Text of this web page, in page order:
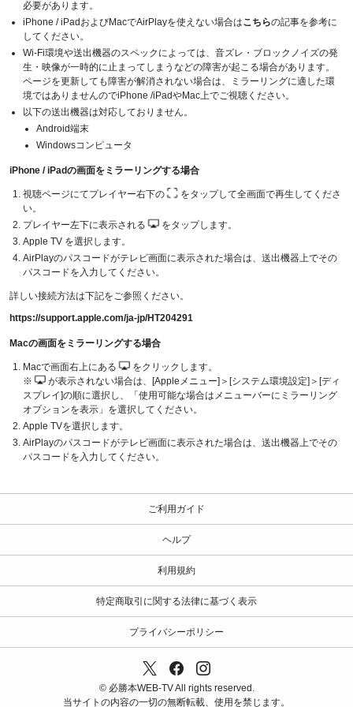
必要があります。
iPhone / iPadおよびMacでAirPlayを使えない場合はこちらの記事を参考に
してください。
Wi-Fi環境や送出機器のスペックによっては、音ズレ・ブロックノイズの発
生・映像が一時的に止まってしまうなどの障害が起こる場合があります。
ページを更新しても障害が解消されない場合は、ミラーリングに適した環
境ではありませんのでiPhone /iPadやMac上でご視聴ください。
以下の送出機器は対応しておりません。
Android端末
Windowsコンピュータ
iPhone / iPadの画面をミラーリングする場合
視聴ページにてプレイヤー右下の
をタップして全画面で再生してくださ
い。
プレイヤー左下に表示される
をタップします。
Apple TV を選択します。
AirPlayのパスコードがテレビ画面に表示された場合は、送出機器上でその
パスコードを入力してください。
詳しい接続方法は下記をご参照ください。
https://support.apple.com/ja-jp/HT204291
Macの画面をミラーリングする場合
Macで画面右上にある
をクリックします。
※
が表示されない場合は、[Appleメニュー]＞[システム環境設定]＞[ディ
スプレイ]の順に選択し、「使用可能な場合はメニューバーにミラーリング
オプションを表示」を選択してください。
Apple TVを選択します。
AirPlayのパスコードがテレビ画面に表示された場合は、送出機器上でその
パスコードを入力してください。
ご利用ガイド
ヘルプ
利用規約
特定商取引に関する法律に基づく表示
プライバシーポリシー
© 必勝本WEB-TV All rights reserved.
当サイトの内容の一切の無断転載、使用を禁じます。